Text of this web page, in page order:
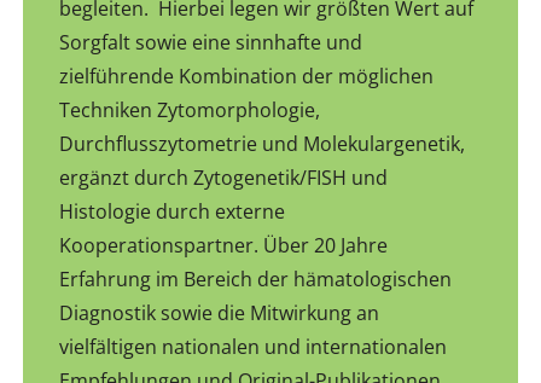
begleiten. Hierbei legen wir größten Wert auf
Sorgfalt sowie eine sinnhafte und
zielführende Kombination der möglichen
Techniken Zytomorphologie,
Durchflusszytometrie und Molekulargenetik,
ergänzt durch Zytogenetik/FISH und
Histologie durch externe
Kooperationspartner. Über 20 Jahre
Erfahrung im Bereich der hämatologischen
Diagnostik sowie die Mitwirkung an
vielfältigen nationalen und internationalen